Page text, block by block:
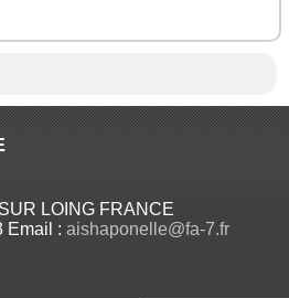
LOING FRANCE
Email :aishaponelle@fa-7.fr